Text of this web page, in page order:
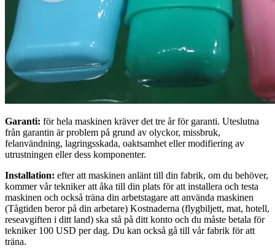
Garanti: för hela maskinen kräver det tre år för garanti. Uteslutna
från garantin är problem på grund av olyckor, missbruk,
felanvändning, lagringsskada, oaktsamhet eller modifiering av
utrustningen eller dess komponenter.
Installation: efter att maskinen anlänt till din fabrik, om du behöver,
kommer vår tekniker att åka till din plats för att installera och testa
maskinen och också träna din arbetstagare att använda maskinen
(Tågtiden beror på din arbetare) Kostnaderna (flygbiljett, mat, hotell,
reseavgiften i ditt land) ska stå på ditt konto och du måste betala för
tekniker 100 USD per dag. Du kan också gå till vår fabrik för att
träna.